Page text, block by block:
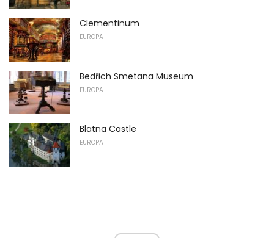
Clementinum
EUROPA
Bedřich Smetana Museum
EUROPA
Blatna Castle
EUROPA